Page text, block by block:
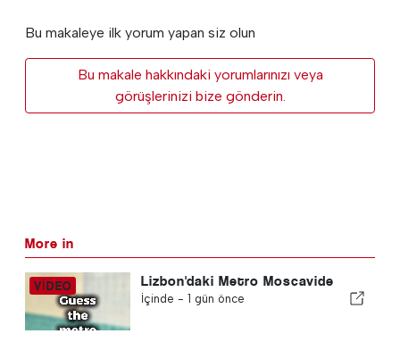
Bu makaleye ilk yorum yapan siz olun
Bu makale hakkındaki yorumlarınızı veya
görüşlerinizi bize gönderin.
More in
Lizbon'daki Metro Moscavide
İçinde - 1 gün önce